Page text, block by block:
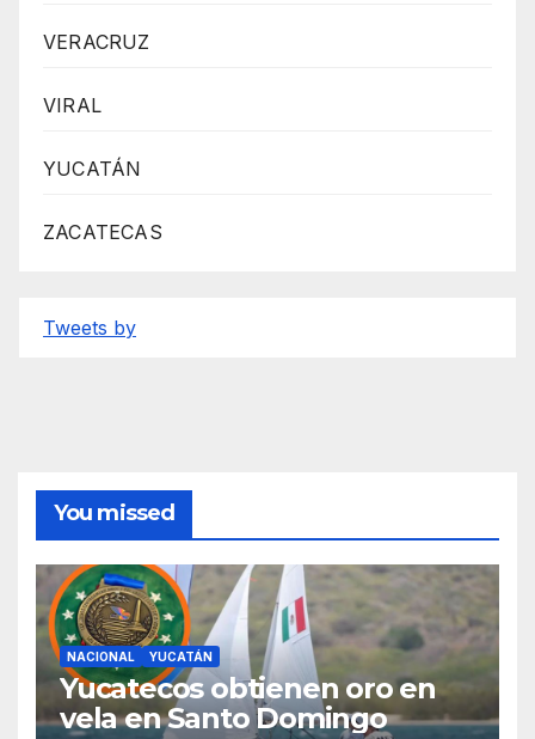
VERACRUZ
VIRAL
YUCATÁN
ZACATECAS
Tweets by
You missed
NACIONAL YUCATÁN
Yucatecos obtienen oro en
vela en Santo Domingo